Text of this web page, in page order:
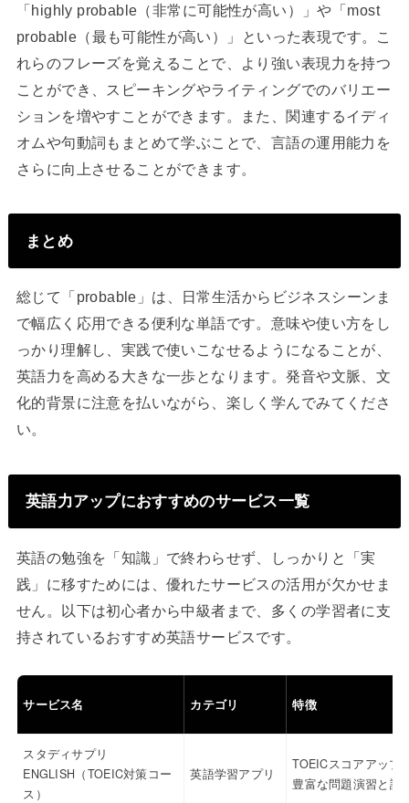
「highly probable（非常に可能性が高い）」や「most
probable（最も可能性が高い）」といった表現です。こ
れらのフレーズを覚えることで、より強い表現力を持つ
ことができ、スピーキングやライティングでのバリエー
ションを増やすことができます。また、関連するイディ
オムや句動詞もまとめて学ぶことで、言語の運用能力を
さらに向上させることができます。
まとめ
総じて「probable」は、日常生活からビジネスシーンま
で幅広く応用できる便利な単語です。意味や使い方をし
っかり理解し、実践で使いこなせるようになることが、
英語力を高める大きな一歩となります。発音や文脈、文
化的背景に注意を払いながら、楽しく学んでみてくださ
い。
英語力アップにおすすめのサービス一覧
英語の勉強を「知識」で終わらせず、しっかりと「実
践」に移すためには、優れたサービスの活用が欠かせま
せん。以下は初心者から中級者まで、多くの学習者に支
持されているおすすめ英語サービスです。
サービス名 カテゴリ 特徴
スタディサプリ
ENGLISH（TOEIC対策コー
ス）
英語学習アプリ
TOEICスコアアップ
豊富な問題演習と講